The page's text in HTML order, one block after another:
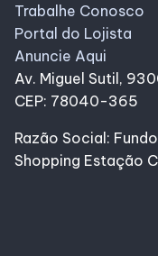
Trabalhe Conosco
Portal do Lojista
Anuncie Aqui
Av. Miguel Sutil,
CEP: 78040-365
Razão Social:
Shopping Estação